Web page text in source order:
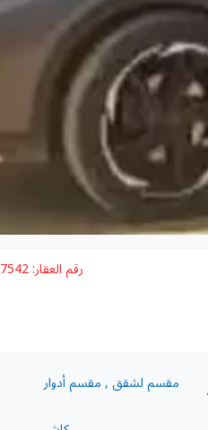
رقم العقار:7542
مقسم لشقق , مقسم أدوار